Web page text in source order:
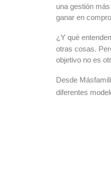
una gestión
ganar en
¿Y qué
otras cosas.
objetivo no es
Desde
diferentes